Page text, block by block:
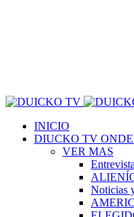
INICIO
DIUCKO TV
VER MAS
Noticias